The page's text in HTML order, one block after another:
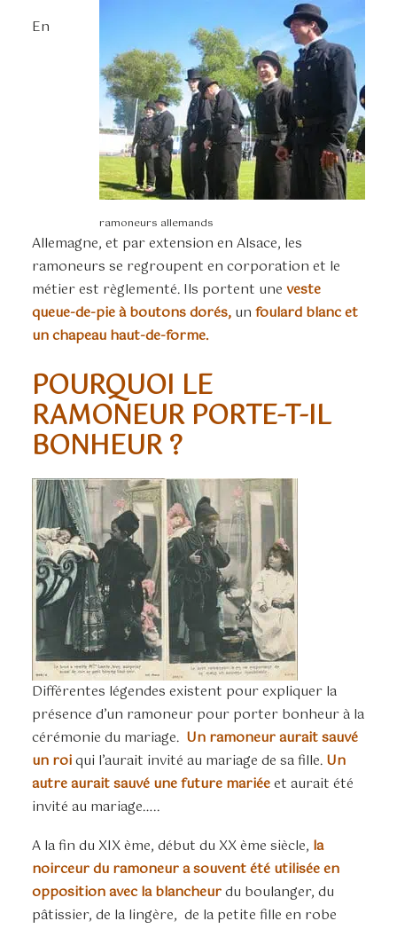
ramoneurs allemands
En
Allemagne, et par extension en Alsace, les
ramoneurs se regroupent en corporation et le
métier est règlementé. Ils portent une veste
queue-de-pie à boutons dorés, un foulard blanc et
un chapeau haut-de-forme.
POURQUOI LE
RAMONEUR PORTE-T-IL
BONHEUR ?
Différentes légendes existent pour expliquer la
présence d’un ramoneur pour porter bonheur à la
cérémonie du mariage. Un ramoneur aurait sauvé
un roiqui l’aurait invité au mariage de sa fille. Un
autre aurait sauvé une future mariéeet aurait été
invité au mariage…..
A la fin du XIX ème, début du XX ème siècle, la
noirceur du ramoneur a souvent été utilisée en
opposition avec la blancheurdu boulanger, du
pâtissier, de la lingère, de la petite fille en robe